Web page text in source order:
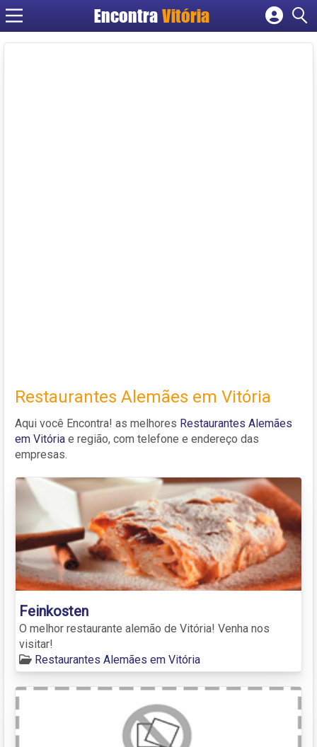
Encontra Vitória
Cadastrar empresa
Restaurantes Alemães em Vitória
Aqui você Encontra! as melhores Restaurantes Alemães
em Vitória e região, com telefone e endereço das
empresas.
Feinkosten
O melhor restaurante alemão de Vitória! Venha nos
visitar!
Restaurantes Alemães em Vitória